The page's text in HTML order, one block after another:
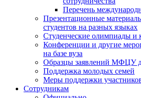
Перечень
Презентационные
студентов на разных языках
Студенческие олимпиады и
Конференции и другие
на базе вуза
Образцы заявлений МФЦУ
Поддержка молодых семей
Меры поддержки
Сотрудникам